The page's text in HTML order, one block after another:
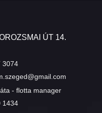
ÚT 14.
3074
- flotta manager
1434